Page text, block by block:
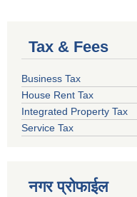
Tax & Fees
Business Tax
House Rent Tax
Integrated Property Tax
Service Tax
नगर प्रोफाईल